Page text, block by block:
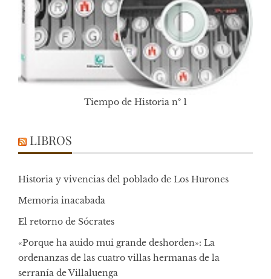
Tiempo de Historia nº 1
LIBROS
Historia y vivencias del poblado de Los Hurones
Memoria inacabada
El retorno de Sócrates
«Porque ha auido mui grande deshorden»: La
ordenanzas de las cuatro villas hermanas de la
serranía de Villaluenga